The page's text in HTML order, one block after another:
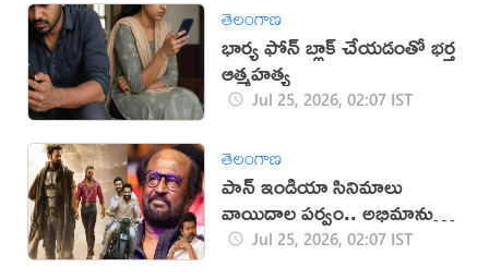
తెలంగాణ
భార్య ఫోన్ బ్లాక్ చేయడంతో భర్త
ఆత్మహత్య
Jul 25, 2026, 02:07 IST
తెలంగాణ
పాన్ ఇండియా సినిమాలు
వాయిదాల పర్వం.. అభిమానుల్లో
ఆందోళన
Jul 25, 2026, 02:07 IST